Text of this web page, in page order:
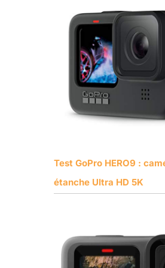
Test GoPro HERO9 :
étanche Ultra HD 5K